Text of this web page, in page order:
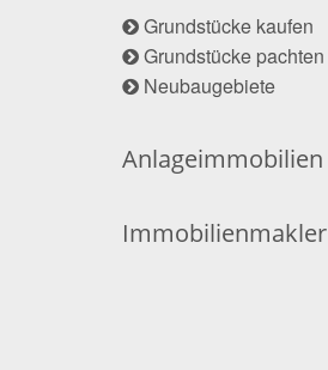
Grundstücke kaufen
Grundstücke pachten
Neubaugebiete
Anlageimmobilien
Immobilienmakler